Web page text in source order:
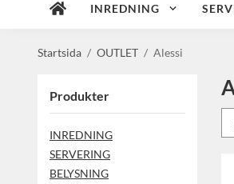
INREDNING
Startsida / OUTLET / Alessi
Produkter
INREDNING
SERVERING
BELYSNING